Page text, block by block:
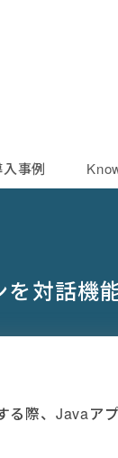
事例
対話機
る際、Javaア